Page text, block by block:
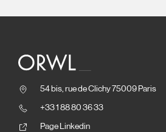
54 bis, rue de Clichy 75009 Paris
+33 1 88 80 36 33
Page Linkedin